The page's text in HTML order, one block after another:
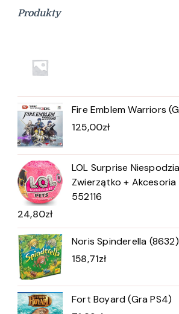
Produkty
Fire Emblem Warriors
125,00zł
LOL Surprise
Zwierzątko + Akcesoria
552116
24,80zł
Noris Spinderella (8632)
158,71zł
Fort Boyard (Gra PS4)